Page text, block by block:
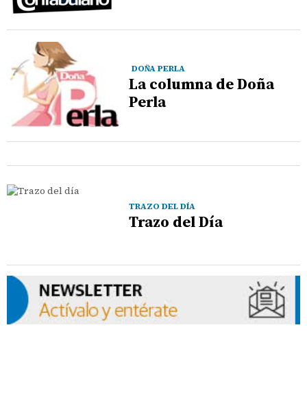
DOÑA PERLA
La columna de Doña
Perla
TRAZO DEL DÍA
Trazo del Día